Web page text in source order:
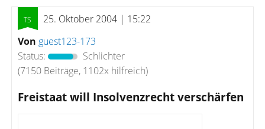
25. Oktober 2004 | 15:22
Von guest123-173
Status:
Schlichter
(7150 Beiträge, 1102x hilfreich)
Freistaat will Insolvenzrecht verschärfen